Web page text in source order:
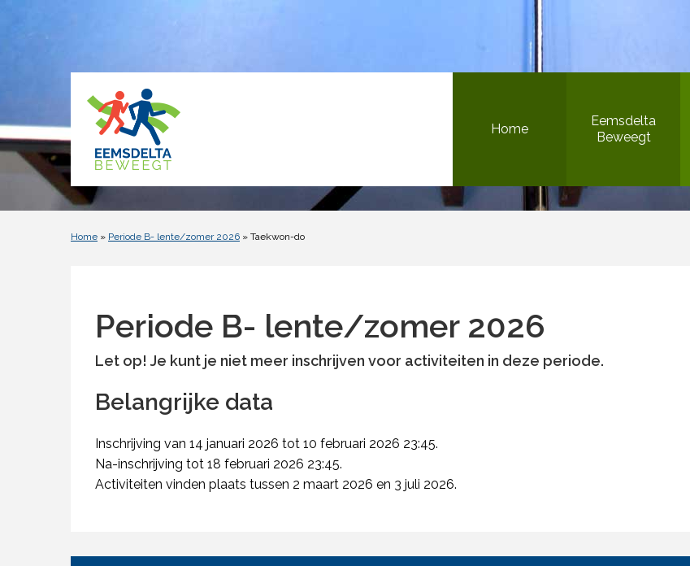
Home
Eemsdelta
Beweegt
Versterking sportaanbieders
Bewegen in de openbare ruimte
Home » Periode B- lente/zomer 2026 » Taekwon-do
Periode B- lente/zomer 2026
Let op! Je kunt je niet meer inschrijven voor activiteiten in deze periode.
Belangrijke data
Inschrijving van 14 januari 2026 tot 10 februari 2026 23:45.
Na-inschrijving tot 18 februari 2026 23:45.
Activiteiten vinden plaats tussen 2 maart 2026 en 3 juli 2026.